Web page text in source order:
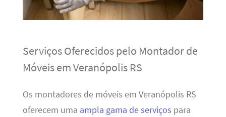
Serviços Oferecidos pelo Montador de
Móveis em Veranópolis RS
Os montadores de móveis em Veranópolis RS
oferecem uma ampla gama de serviços para